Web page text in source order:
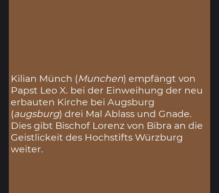
Kilian Münch (Munchen) empfängt von
Papst Leo X. bei der Einweihung der neu
erbauten Kirche bei Augsburg
(augsburg) drei Mal Ablass und Gnade.
Dies gibt Bischof Lorenz von Bibra an die
Geistlickeit des Hochstifts Würzburg
weiter.